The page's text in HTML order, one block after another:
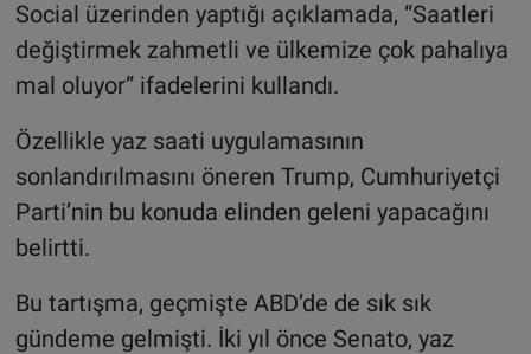
Social üzerinden yaptığı açıklamada, “Saatleri
değiştirmek zahmetli ve ülkemize çok pahalıya
mal oluyor” ifadelerini kullandı.
Özellikle yaz saati uygulamasının
sonlandırılmasını öneren Trump, Cumhuriyetçi
Parti’nin bu konuda elinden geleni yapacağını
belirtti.
Bu tartışma, geçmişte ABD’de de sık sık
gündeme gelmişti. İki yıl önce Senato, yaz